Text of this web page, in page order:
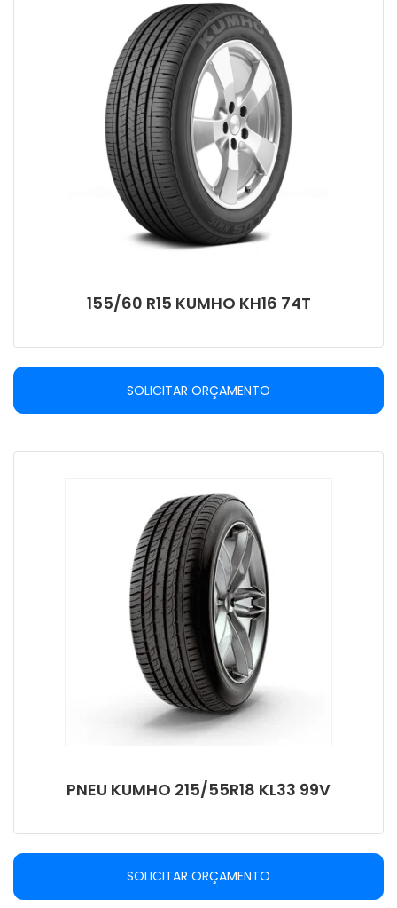
155/60 R15 KUMHO KH16 74T
SOLICITAR ORÇAMENTO
PNEU KUMHO 215/55R18 KL33 99V
SOLICITAR ORÇAMENTO